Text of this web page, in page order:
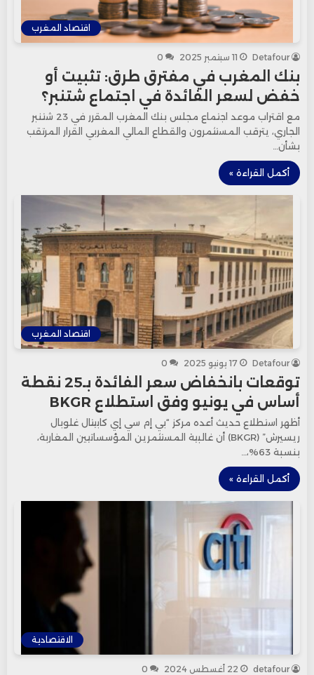
اقتصاد المغرب
Detafour 11 سبتمبر 2025 0
بنك المغرب في مفترق طرق: تثبيت أو
خفض لسعر الفائدة في اجتماع شتنبر؟
مع اقتراب موعد اجتماع مجلس بنك المغرب المقرر في 23 شتنبر
الجاري، يترقب المستثمرون والقطاع المالي المغربي القرار المرتقب
بشأن…
أكمل القراءة »
اقتصاد المغرب
Detafour 17 يونيو 2025 0
توقعات بانخفاض سعر الفائدة بـ25 نقطة
أساس في يونيو وفق استطلاع BKGR
أظهر استطلاع حديث أعده مركز “بي إم سي إي كابيتال غلوبال
ريسيرش” (BKGR) أن غالبية المستثمرين المؤسساتيين المغاربة،
بنسبة 63%،…
أكمل القراءة »
الاقتصادية
detafour 22 أغسطس 2024 0